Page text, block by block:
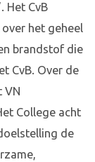
Het CvB
het geheel
brandstof die
CvB. Over de
VN
College acht
de